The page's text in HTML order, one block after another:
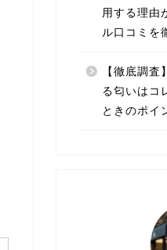
用する理由
ル口コミを
【徹底調
る匂いはコ
ときのポイ